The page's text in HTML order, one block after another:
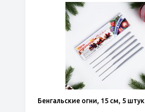
Бенгальские огни, 15 см, 5 штук